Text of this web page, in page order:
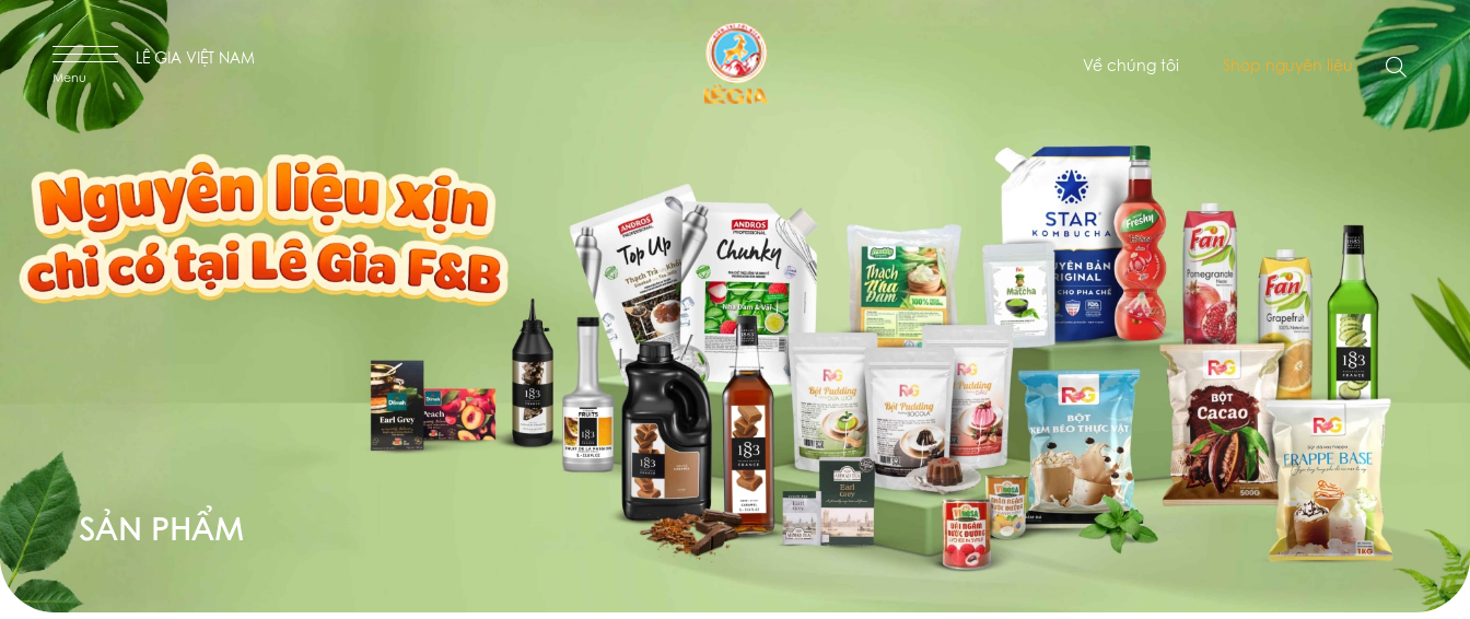
Menu
LÊ GIA VIỆT NAM Về chúng tôi Shop nguyên liệu
SẢN PHẨM